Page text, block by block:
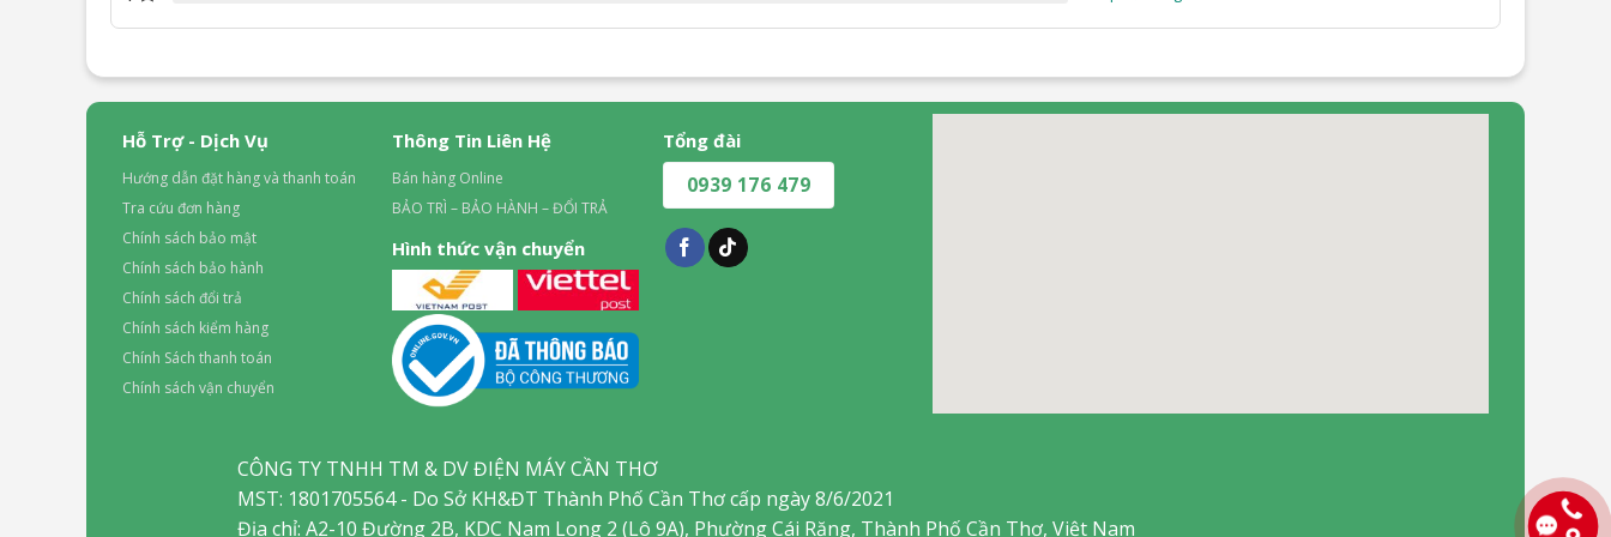
Hỗ Trợ - Dịch Vụ
Hướng dẫn đặt hàng và thanh toán
Tra cứu đơn hàng
Chính sách bảo mật
Chính sách bảo hành
Chính sách đổi trả
Chính sách kiểm hàng
Chính Sách thanh toán
Chính sách vận chuyển
Thông Tin Liên Hệ
Bán hàng Online
BẢO TRÌ – BẢO HÀNH – ĐỔI TRẢ
Hình thức vận chuyển
Tổng đài
0939 176 479
CÔNG TY TNHH TM & DV ĐIỆN MÁY CẦN THƠ
MST: 1801705564 - Do Sở KH&ĐT Thành Phố Cần Thơ cấp ngày 8/6/2021
Địa chỉ: A2-10 Đường 2B, KDC Nam Long 2 (Lô 9A), Phường Cái Răng, Thành Phố Cần Thơ, Việt Nam